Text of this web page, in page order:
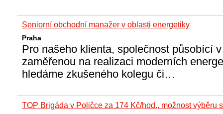
Seniorní obchodní manažer v oblasti energetiky
Praha
Pro našeho klienta, společnost působící
zaměřenou na realizaci moderních
hledáme zkušeného kolegu či…
TOP Brigáda v Poličce za 174 Kč/hod., možnost výběru